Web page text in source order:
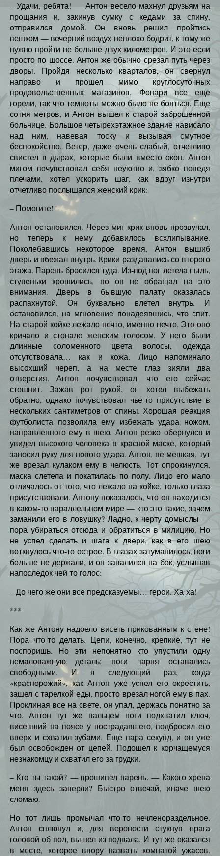
– Удачи, ребята! — Антон весело махнул друзьям на
прощания и, закинув сумку с кедами за спину,
отправился домой. Он вновь решил пройтись
пешком — вечерний воздух неплохо бодрит, к тому же
нужно пройти не больше двух километров. И это если
просто по шоссе. Антон же обычно срезал путь через
дворы. Пройдя несколько кварталов, он свернул
направо и прошел мимо круглосуточных
продовольственных магазинов. Фонари все еще
горели, так что темноты можно было не бояться. Еще
сотня метров, и Антон вышел к старой заброшенной
больнице. Большое четырехэтажное здание нависало
над ним, навевая тоску и вызывая смутное
беспокойство. Ветер, даже очень слабый, отчетливо
свистел в дырах, которые были вместо окон. Антон
мигом почувствовал себя неуютно и, зябко поведя
плечами, хотел ускорить шаг, как вдруг изнутри
отчетливо послышался женский крик:
– Помогите!!
Антон остановился. Через миг крик вновь прозвучал,
но теперь к нему добавилось всхлипывание.
Поколебавшись некоторое время, Антон вышиб
дверь и вбежал внутрь. Крики раздавались со второго
этажа. Парень бросился туда. Из-под ног летела пыль,
ступеньки крошились, но он не обращал на это
внимания. Дверь в бывшую палату оказалась
распахнутой. Он буквально влетел внутрь. И
остановился, на мгновение понадеявшись, что спит.
На старой койке лежало нечто, именно нечто. Это оно
кричало и стонало женским голосом. У него были
длинные соломенного цвета волосы, одежда
отсутствовала… как и кожа. Лицо напоминало
высохший череп, а на месте глаз зияли два
отверстия. Антон почувствовал, что его сейчас
стошнит. Зажав рот рукой, он хотел выбежать
обратно, однако почувствовал чье-то присутствие в
нескольких сантиметров от спины. Хорошая реакция
футболиста позволила ему избежать удара ножом,
направленного ему в шею. Антон резко обернулся и
увидел высокого человека в красной маске, который
заносил руку для нового удара. Антон, не мешкая, тут
же врезал кулаком ему в челюсть. Тот опрокинулся,
маска слетела и покатилась по полу. Лицо его мало
отличалось от того, что лежало на койке, только глаза
присутствовали. Антону показалось, что он находится
в каком-то параллельном мире — кто это такие, зачем
заманили его в ловушку? Ладно, к черту домыслы —
пора убираться отсюда и обратиться в милицию. Но
не успел сделать и шага к двери, как в его шею
воткнулось что-то острое. В глазах затуманилось, ноги
больше не держали, и он завалился на бок, услышав
напоследок чей-то голос:
– До чего же они все предсказуемы… герои. Ха-ха!
***
Как же Антону надоело висеть прикованным к стене!
Пора что-то делать. Цепи, конечно, крепкие, тут не
поспоришь. Но эти непонятно кто упустили одну
немаловажную деталь: ноги парня оставались
свободными. И в следующий раз, когда
«краснорожий», как Антон уже успел его окрестить,
зашел с тарелкой еды, просто врезал ногой ему в пах.
Проклиная все на свете, он упал, держась понятно за
что. Антон тут же пальцем ноги подхватил ключ,
висевший на поясе у пострадавшего, подбросил его
вверх и схватил зубами. Еще пара секунд, и он уже
был освобожден от цепей. Подошел к корчащемуся
незнакомцу и схватил его за грудки.
– Кто ты такой? — прошипел парень. — Какого хрена
меня здесь заперли? Быстро отвечай, иначе шею
сломаю.
Но тот лишь промычал что-то нечленораздельное.
Антон сплюнул и, для вероности стукнув врага
головой об пол, вышел из подвала. И тут же оказался
в месте, которое впору назвать комнатой ужасов.